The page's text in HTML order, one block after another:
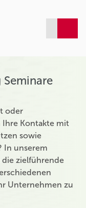
Seminare
oder
Kontakte mit
sowie
In unserem
die zielführende
Unternehmen zu